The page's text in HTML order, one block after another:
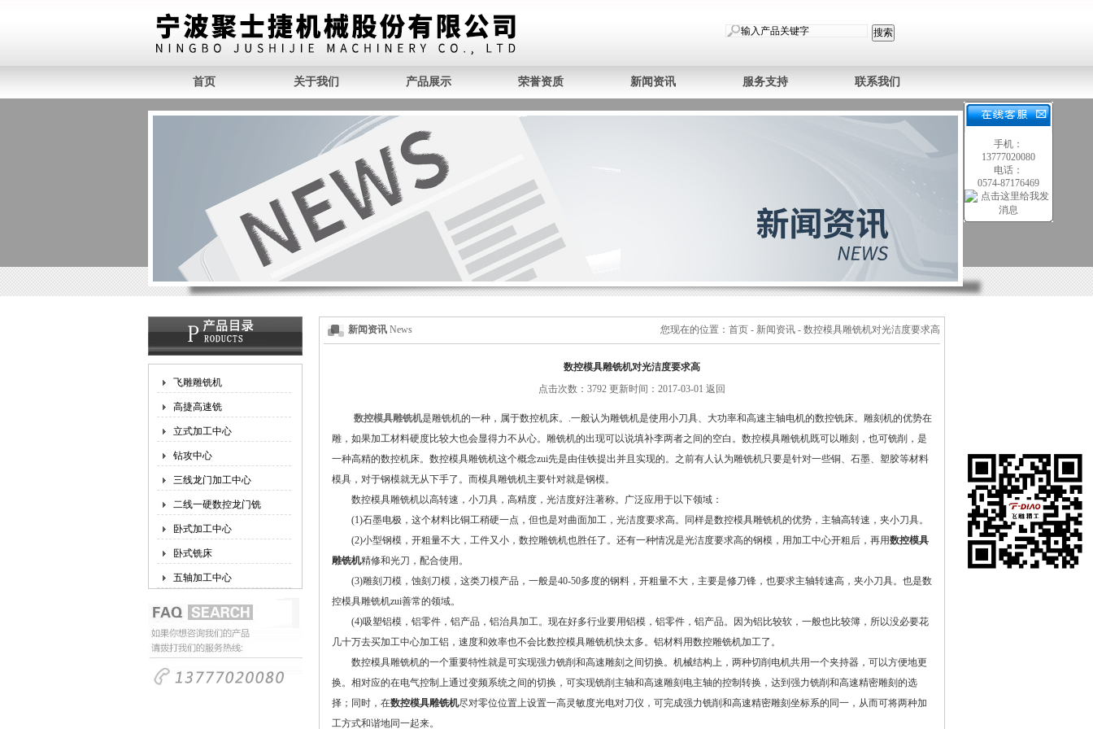
首页 关于我们 产品展示 荣誉资质 新闻资讯 服务支持 联系我们
飞雕雕铣机
高捷高速铣
立式加工中心
钻攻中心
三线龙门加工中心
二线一硬数控龙门铣
卧式加工中心
卧式铣床
五轴加工中心
新闻资讯 News 您现在的位置： 首页 - 新闻资讯 - 数控模具雕铣机对光洁度要求高
数控模具雕铣机对光洁度要求高
点击次数：3792 更新时间：2017-03-01 返回
数控模具雕铣机是雕铣机的一种，属于数控机床。.一般认为雕铣机是使用小刀具、大功率和高速主轴电机的数控铣床。雕刻机的优势在
雕，如果加工材料硬度比较大也会显得力不从心。雕铣机的出现可以说填补李两者之间的空白。数控模具雕铣机既可以雕刻，也可铣削，是
一种高精的数控机床。数控模具雕铣机这个概念zui先是由佳铁提出并且实现的。之前有人认为雕铣机只要是针对一些铜、石墨、塑胶等材料
模具，对于钢模就无从下手了。而模具雕铣机主要针对就是钢模。
数控模具雕铣机以高转速，小刀具，高精度，光洁度好注著称。广泛应用于以下领域：
(1)石墨电极，这个材料比铜工稍硬一点，但也是对曲面加工，光洁度要求高。同样是数控模具雕铣机的优势，主轴高转速，夹小刀具。
(2)小型钢模，开粗量不大，工件又小，数控雕铣机也胜任了。还有一种情况是光洁度要求高的钢模，用加工中心开粗后，再用数控模具
雕铣机精修和光刀，配合使用。
(3)雕刻刀模，蚀刻刀模，这类刀模产品，一般是40-50多度的钢料，开粗量不大，主要是修刀锋，也要求主轴转速高，夹小刀具。也是数
控模具雕铣机zui善常的领域。
(4)吸塑铝模，铝零件，铝产品，铝治具加工。现在好多行业要用铝模，铝零件，铝产品。因为铝比较软，一般也比较簿，所以没必要花
几十万去买加工中心加工铝，速度和效率也不会比数控模具雕铣机快太多。铝材料用数控雕铣机加工了。
数控模具雕铣机的一个重要特性就是可实现强力铣削和高速雕刻之间切换。机械结构上，两种切削电机共用一个夹持器，可以方便地更
换。相对应的在电气控制上通过变频系统之间的切换，可实现铣削主轴和高速雕刻电主轴的控制转换，达到强力铣削和高速精密雕刻的选
择；同时，在数控模具雕铣机尽对零位位置上设置一高灵敏度光电对刀仪，可完成强力铣削和高速精密雕刻坐标系的同一，从而可将两种加
工方式和谐地同一起来。
手机：
13777020080
电话：
0574-87176469